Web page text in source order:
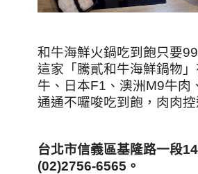
和牛海鮮火鍋吃到飽只要
這家「騰貳和牛海鮮鍋物
牛、日本F1、澳洲M9牛肉
通通不囉唆吃到飽，肉肉控
台北市信義區基隆路一段
(02)2756-6565 。